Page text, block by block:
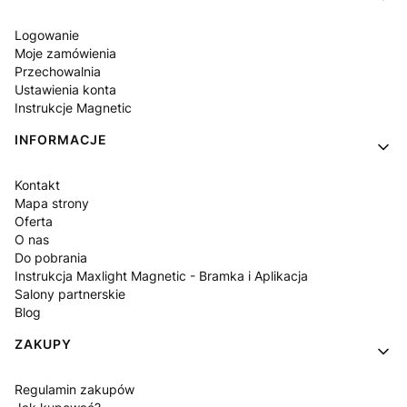
Logowanie
Moje zamówienia
Przechowalnia
Ustawienia konta
Instrukcje Magnetic
INFORMACJE
Kontakt
Mapa strony
Oferta
O nas
Do pobrania
Instrukcja Maxlight Magnetic - Bramka i Aplikacja
Salony partnerskie
Blog
ZAKUPY
Regulamin zakupów